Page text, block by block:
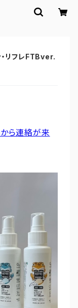
リフレFTBver.
ら連絡が来